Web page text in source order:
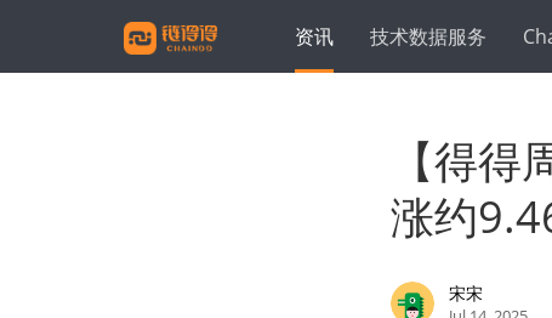
资讯 技术数据服务
【得
涨约
宋宋